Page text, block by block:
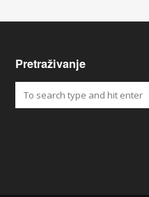
Pretraživanje